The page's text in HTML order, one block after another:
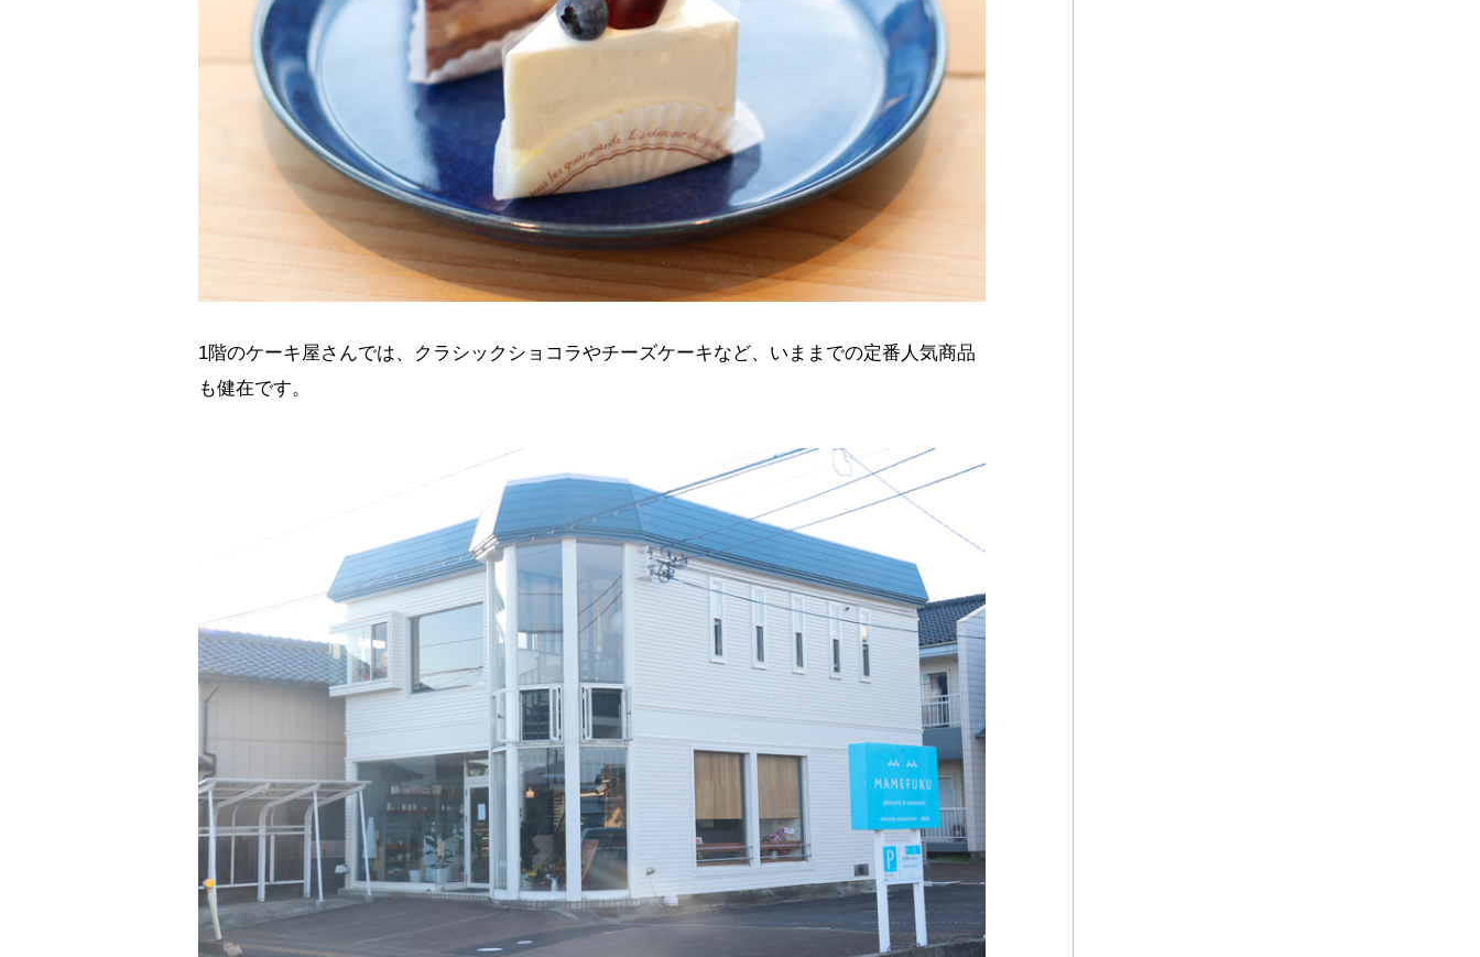
1階のケーキ屋さんでは、クラシックショコラやチーズケーキなど、いままでの定番人気商品
も健在です。